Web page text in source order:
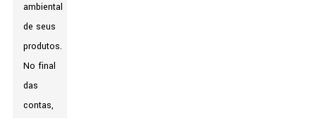
ambiental
de seus
produtos.
No final
das
contas,